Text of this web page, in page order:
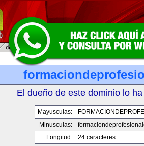
El dueño de este dominio lo
Mayusculas:
Minusculas:
Longitud:
24 caracteres